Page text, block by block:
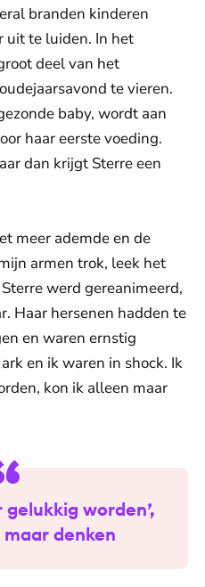
branden kinderen
uit te luiden. In het
deel van het
te vieren.
baby, wordt aan
haar eerste voeding.
dan krijgt Sterre een
meer ademde en de
armen trok, leek het
werd gereanimeerd,
Haar hersenen hadden te
en waren ernstig
en ik waren in shock. Ik
kon ik alleen maar
worden’,
denken